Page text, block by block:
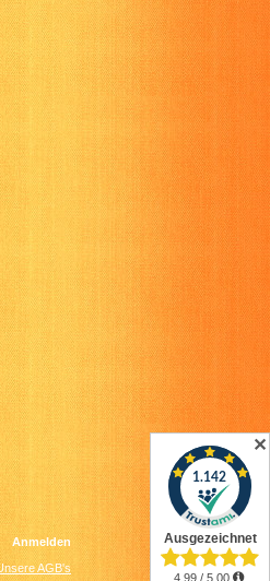
Anmelden
AGB's
✕